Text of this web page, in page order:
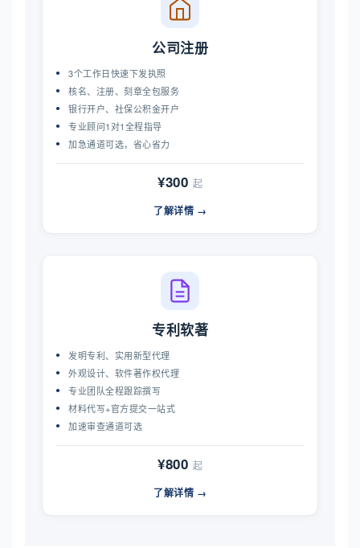
公司注册
3个工作日快速下发执照
核名、注册、刻章全包服务
银行开户、社保公积金开户
专业顾问1对1全程指导
加急通道可选，省心省力
¥300 起
了解详情 →
专利软著
发明专利、实用新型代理
外观设计、软件著作权代理
专业团队全程跟踪撰写
材料代写+官方提交一站式
加速审查通道可选
¥800 起
了解详情 →